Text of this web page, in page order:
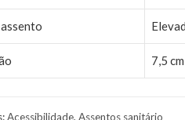
7,5
Acessibilidade, Assentos sanitário